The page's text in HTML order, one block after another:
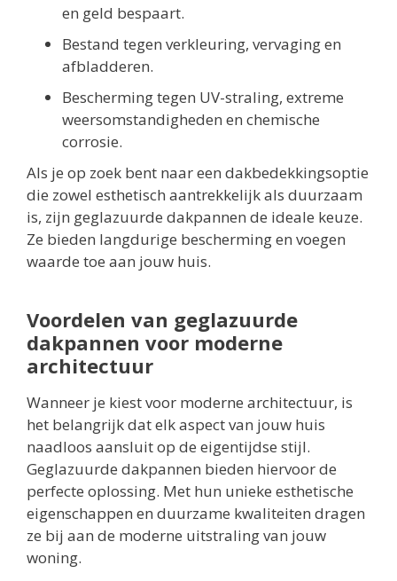
en geld bespaart.
Bestand tegen verkleuring, vervaging en
afbladderen.
Bescherming tegen UV-straling, extreme
weersomstandigheden en chemische
corrosie.
Als je op zoek bent naar een dakbedekkingsoptie
die zowel esthetisch aantrekkelijk als duurzaam
is, zijn geglazuurde dakpannen de ideale keuze.
Ze bieden langdurige bescherming en voegen
waarde toe aan jouw huis.
Voordelen van geglazuurde
dakpannen voor moderne
architectuur
Wanneer je kiest voor moderne architectuur, is
het belangrijk dat elk aspect van jouw huis
naadloos aansluit op de eigentijdse stijl.
Geglazuurde dakpannen bieden hiervoor de
perfecte oplossing. Met hun unieke esthetische
eigenschappen en duurzame kwaliteiten dragen
ze bij aan de moderne uitstraling van jouw
woning.